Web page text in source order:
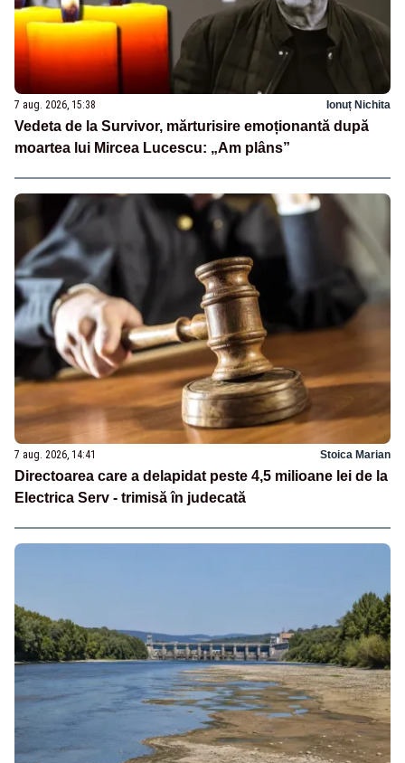
7 aug. 2026, 15:38 Ionuț Nichita
Vedeta de la Survivor, mărturisire emoționantă după
moartea lui Mircea Lucescu: „Am plâns”
7 aug. 2026, 14:41 Stoica Marian
Directoarea care a delapidat peste 4,5 milioane lei de la
Electrica Serv - trimisă în judecată